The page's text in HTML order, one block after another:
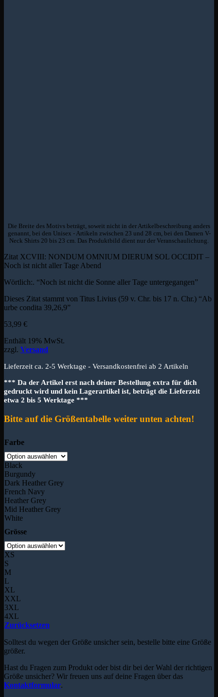
Die Breite des Motivs beträgt, soweit nicht in der Artikelbeschreibung anders
genannt, bei den Unisex - Artikeln zwischen 23 und 28 cm, bei den Damen V-
Neck Shirts 20 bis 23 cm. Das Produktbild dient nur der Veranschaulichung.
Zitat XCVIII: NONDUM OMNIUM DIERUM SOL OCCIDIT –
Noch ist nicht aller Tage Abend
Wörtlich:. “Noch ist nicht die Sonne aller Tage untergegangen”
Dieses Zitat stammt von Titus Livius (59 v. Chr. bis 17 n. Chr.) “Ab
urbe condita 39,26,9”
53,99 €
Enthält 19% MwSt.
zzgl. Versand
Lieferzeit ca. 2-5 Werktage - Versandkostenfrei ab 2 Artikeln
*** Da der Artikel erst nach deiner Bestellung extra für dich
gedruckt wird und kein Lagerartikel ist, beträgt die Lieferzeit
etwa 2 bis 5 Werktage ***
Bitte auf die Größentabelle weiter unten achten!
Farbe
Black
Burgundy
Dark Heather Grey
French Navy
Heather Grey
Mid Heather Grey
White
Grösse
XS
S
M
L
XL
XXL
3XL
4XL
Zurücksetzen
Solltest du wegen der Größe unsicher sein, bestelle bitte eine Größe
größer.
Hast du Fragen zum Produkt oder bist dir bei der Wahl der richtigen
Größe unsicher? Wir freuen uns auf deine Fragen über das
Kontaktformular.